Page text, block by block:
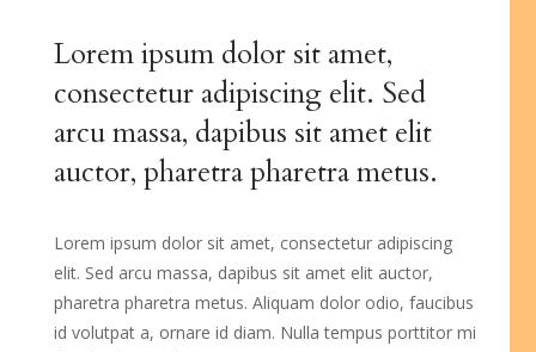
Lorem ipsum dolor sit amet,
consectetur adipiscing elit. Sed
arcu massa, dapibus sit amet elit
auctor, pharetra pharetra metus.
Lorem ipsum dolor sit amet, consectetur adipiscing
elit. Sed arcu massa, dapibus sit amet elit auctor,
pharetra pharetra metus. Aliquam dolor odio, faucibus
id volutpat a, ornare id diam. Nulla tempus porttitor mi